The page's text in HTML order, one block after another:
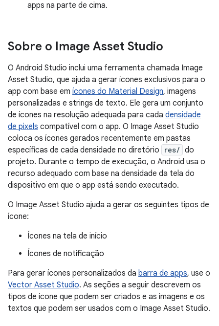
apps na parte de cima.
Sobre o Image Asset Studio
O Android Studio inclui uma ferramenta chamada Image
Asset Studio, que ajuda a gerar ícones exclusivos para o
app com base em ícones do Material Design, imagens
personalizadas e strings de texto. Ele gera um conjunto
de ícones na resolução adequada para cada densidade
de pixels compatível com o app. O Image Asset Studio
coloca os ícones gerados recentemente em pastas
específicas de cada densidade no diretório
res/ do
projeto. Durante o tempo de execução, o Android usa o
recurso adequado com base na densidade da tela do
dispositivo em que o app está sendo executado.
O Image Asset Studio ajuda a gerar os seguintes tipos de
ícone:
Ícones na tela de início
Ícones de notificação
Para gerar ícones personalizados da barra de apps, use o
Vector Asset Studio. As seções a seguir descrevem os
tipos de ícone que podem ser criados e as imagens e os
textos que podem ser usados com o Image Asset Studio.